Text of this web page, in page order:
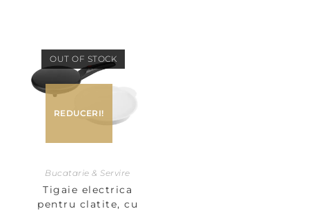
OUT OF STOCK
REDUCERI!
Bucatarie & Servire
Tigaie electrica
pentru clatite, cu